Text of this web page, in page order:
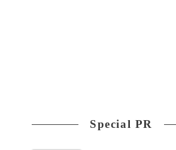
Special PR